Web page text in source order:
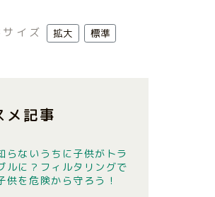
イズ 拡大 標準
メ記事
らないうちに子供がトラ
ルに？フィルタリングで
供を危険から守ろう！